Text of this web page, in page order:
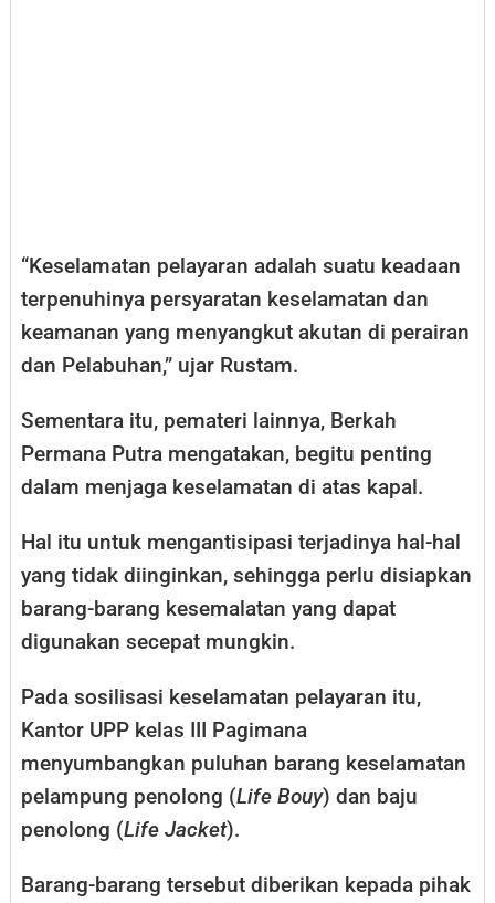
“Keselamatan pelayaran adalah suatu keadaan
terpenuhinya persyaratan keselamatan dan
keamanan yang menyangkut akutan di perairan
dan Pelabuhan,” ujar Rustam.
Sementara itu, pemateri lainnya, Berkah
Permana Putra mengatakan, begitu penting
dalam menjaga keselamatan di atas kapal.
Hal itu untuk mengantisipasi terjadinya hal-hal
yang tidak diinginkan, sehingga perlu disiapkan
barang-barang kesemalatan yang dapat
digunakan secepat mungkin.
Pada sosilisasi keselamatan pelayaran itu,
Kantor UPP kelas III Pagimana
menyumbangkan puluhan barang keselamatan
pelampung penolong (Life Bouy) dan baju
penolong (Life Jacket).
Barang-barang tersebut diberikan kepada pihak